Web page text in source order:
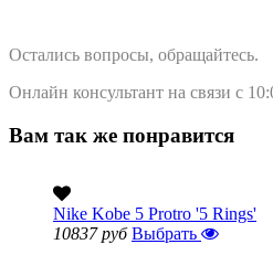
Остались вопросы, обращайтесь.
Онлайн консультант на связи с
Вам так же понравится
Nike Kobe 5 Protro '5 Rings'
10837 руб Выбрать